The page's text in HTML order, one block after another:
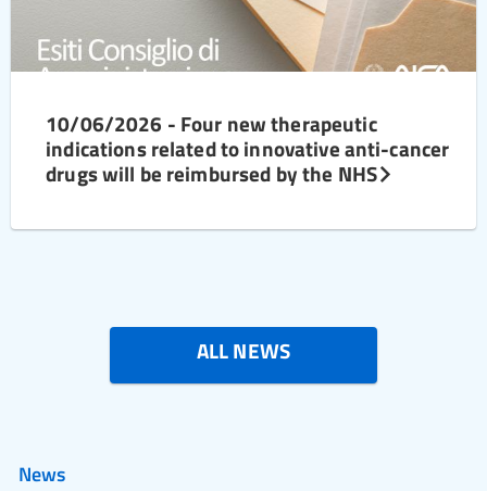
10/06/2026 - Four new therapeutic
indications related to innovative anti-cancer
drugs will be reimbursed by the NHS
ALL NEWS
News